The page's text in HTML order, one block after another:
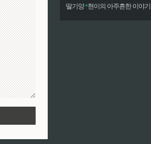
딸기양 *현이의 아주흔한 이야기